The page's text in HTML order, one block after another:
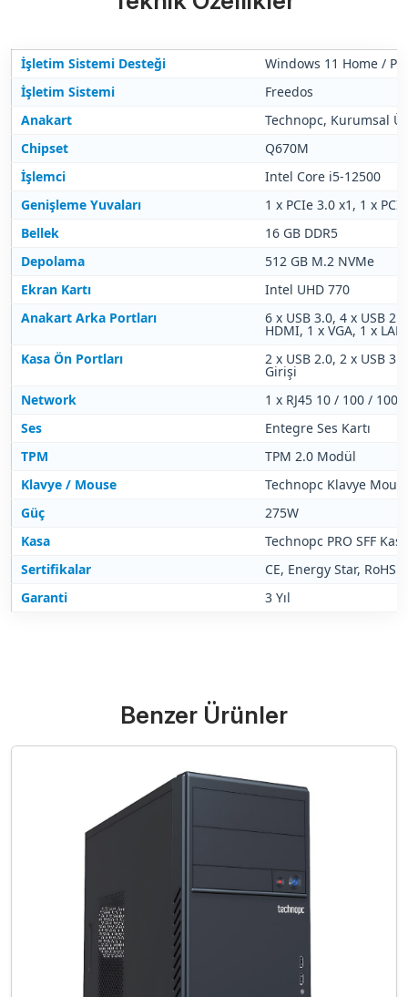
İşletim Sistemi Desteği
Windows 11 Home /
İşletim Sistemi
Freedos
Anakart
Technopc, Kurumsal
Chipset
Q670M
İşlemci
Intel Core i5-12500
Genişleme Yuvaları
1 x PCIe 3.0 x1, 1 x
Bellek
16 GB DDR5
Depolama
512 GB M.2 NVMe
Ekran Kartı
Intel UHD 770
Anakart Arka Portları
6 x USB 3.0, 4 x USB
HDMI, 1 x VGA, 1 x
Kasa Ön Portları
2 x USB 2.0, 2 x USB
Girişi
Network
1 x RJ45 10 / 100 /
Ses
Entegre Ses Kartı
TPM
TPM 2.0 Modül
Klavye / Mouse
Technopc Klavye
Güç
275W
Kasa
Technopc PRO SFF Kasa
Sertifikalar
CE, Energy Star, RoHS
Garanti
3 Yıl
Benzer Ürünler